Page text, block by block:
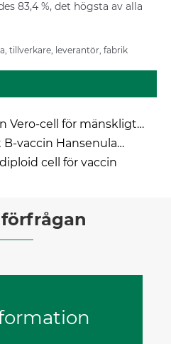
83,4 %, det högsta av alla
tillverkare, leverantör, fabrik
Vero-cell för mänskligt
vaccin Hansenula
cell för vaccin